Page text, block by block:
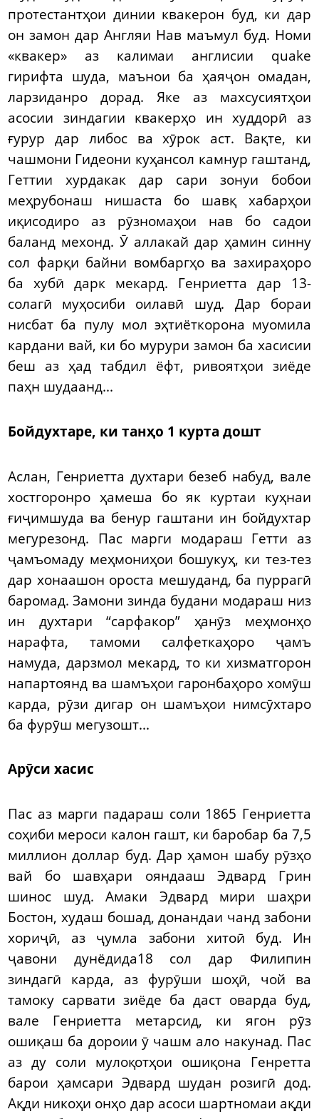
протестантҳои динии квакерон буд, ки дар
он замон дар Англяи Нав маъмул буд. Номи
«квакер» аз калимаи англисии quake
гирифта шуда, маънои ба ҳаяҷон омадан,
ларзиданро дорад. Яке аз махсусиятҳои
асосии зиндагии квакерҳо ин худдорӣ аз
ғурур дар либос ва хӯрок аст. Вақте, ки
чашмони Гидеони куҳансол камнур гаштанд,
Геттии хурдакак дар сари зонуи бобои
меҳрубонаш нишаста бо шавқ хабарҳои
иқисодиро аз рӯзномаҳои нав бо садои
баланд мехонд. Ӯ аллакай дар ҳамин синну
сол фарқи байни вомбаргҳо ва захираҳоро
ба хубӣ дарк мекард. Генриетта дар 13-
солагӣ муҳосиби оилавӣ шуд. Дар бораи
нисбат ба пулу мол эҳтиёткорона муомила
кардани вай, ки бо мурури замон ба хасисии
беш аз ҳад табдил ёфт, ривоятҳои зиёде
паҳн шудаанд...
Бойдухтаре, ки танҳо 1 курта дошт
Аслан, Генриетта духтари безеб набуд, вале
хостгоронро ҳамеша бо як куртаи куҳнаи
ғиҷимшуда ва бенур гаштани ин бойдухтар
мегурезонд. Пас марги модараш Гетти аз
ҷамъомаду меҳмониҳои бошукуҳ, ки тез-тез
дар хонаашон ороста мешуданд, ба пуррагӣ
баромад. Замони зинда будани модараш низ
ин духтари “сарфакор” ҳанӯз меҳмонҳо
нарафта, тамоми салфеткаҳоро ҷамъ
намуда, дарзмол мекард, то ки хизматгорон
напартоянд ва шамъҳои гаронбаҳоро хомӯш
карда, рӯзи дигар он шамъҳои нимсӯхтаро
ба фурӯш мегузошт...
Арӯси хасис
Пас аз марги падараш соли 1865 Генриетта
соҳиби мероси калон гашт, ки баробар ба 7,5
миллион доллар буд. Дар ҳамон шабу рӯзҳо
вай бо шавҳари ояндааш Эдвард Грин
шинос шуд. Амаки Эдвард мири шаҳри
Бостон, худаш бошад, донандаи чанд забони
хориҷӣ, аз ҷумла забони хитоӣ буд. Ин
ҷавони дунёдида18 сол дар Филипин
зиндагӣ карда, аз фурӯши шоҳӣ, чой ва
тамоку сарвати зиёде ба даст оварда буд,
вале Генриетта метарсид, ки ягон рӯз
ошиқаш ба дороии ӯ чашм ало накунад. Пас
аз ду соли мулоқотҳои ошиқона Генретта
барои ҳамсари Эдвард шудан розигӣ дод.
Ақди никоҳи онҳо дар асоси шартномаи ақди